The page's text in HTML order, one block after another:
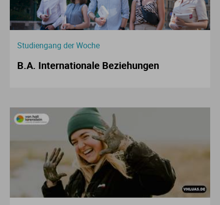
Studiengang der Woche
B.A. Internationale Beziehungen